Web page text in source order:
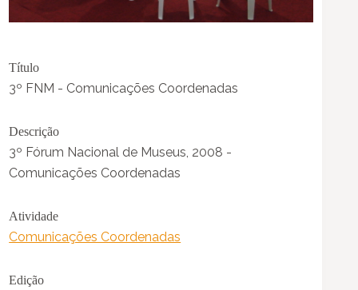
Título
3º FNM - Comunicações Coordenadas
Descrição
3º Fórum Nacional de Museus, 2008 -
Comunicações Coordenadas
Atividade
Comunicações Coordenadas
Edição